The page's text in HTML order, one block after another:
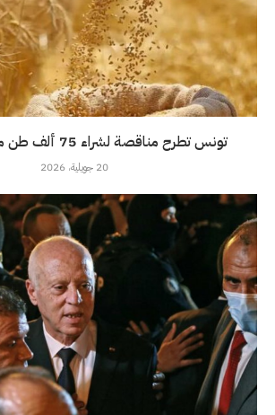
تونس تطرح مناقصة لشراء 75 ألف طن من القمح اللين
20 جويلية، 2026